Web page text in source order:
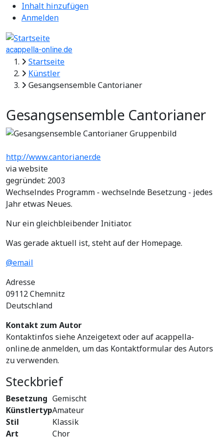
Direkt zum Inhalt
Fake-Usermenü
Inhalt hinzufügen
Anmelden
acappella-online.de
Pfadnavigation
Startseite
Künstler
Gesangsensemble Cantorianer
Gesangsensemble Cantorianer
http://www.cantorianer.de
via website
gegründet: 2003
Wechselndes Programm - wechselnde Besetzung - jedes
Jahr etwas Neues.
Nur ein gleichbleibender Initiator.
Was gerade aktuell ist, steht auf der Homepage.
@email
Adresse
09112Chemnitz
Deutschland
Kontakt zum Autor
Kontaktinfos siehe Anzeigetext oder auf acappella-
online.de anmelden, um das Kontaktformular des Autors
zu verwenden.
Steckbrief
Besetzung Gemischt
KünstlertypAmateur
Stil
Klassik
Art
Chor